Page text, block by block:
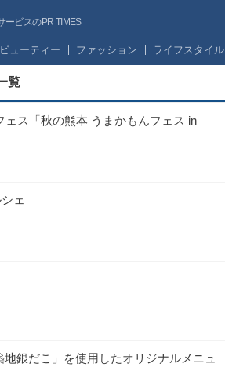
ービスのPR TIMES
ビューティー ファッション ライフスタイル
覧
ス「秋の熊本 うまかもんフェス in
ェ
銀だこ」を使用したオリジナルメニュ